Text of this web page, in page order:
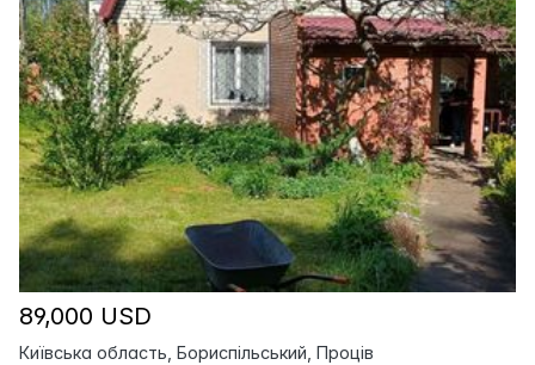
89,000 USD
Київська область, Бориспільський, Проців